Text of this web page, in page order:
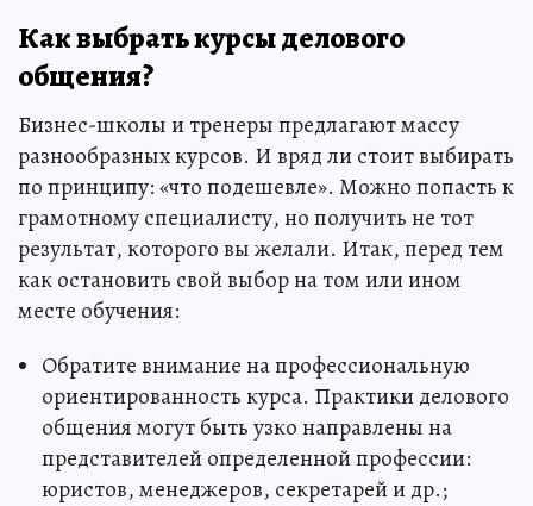
Как выбрать курсы делового
общения?
Бизнес-школы и тренеры предлагают массу
разнообразных курсов. И вряд ли стоит выбирать
по принципу: «что подешевле». Можно попасть к
грамотному специалисту, но получить не тот
результат, которого вы желали. Итак, перед тем
как остановить свой выбор на том или ином
месте обучения:
Обратите внимание на профессиональную
ориентированность курса. Практики делового
общения могут быть узко направлены на
представителей определенной профессии:
юристов, менеджеров, секретарей и др.;